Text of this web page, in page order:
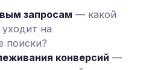
запросам — какой
на
поиски?
конверсий —